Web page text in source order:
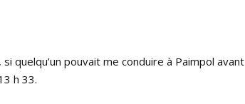
quelqu’un pouvait me conduire à Paimpol avant
h 33.